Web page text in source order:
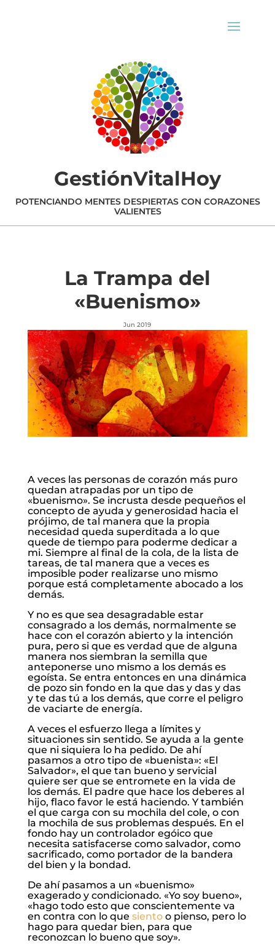
GestiónVitalHoy
POTENCIANDO MENTES DESPIERTAS CON CORAZONES
VALIENTES
La Trampa del
«Buenismo»
Jun 2019
A veces las personas de corazón más puro
quedan atrapadas por un tipo de
«buenismo». Se incrusta desde pequeños el
concepto de ayuda y generosidad hacia el
prójimo, de tal manera que la propia
necesidad queda superditada a lo que
quede de tiempo para poderme dedicar a
mi. Siempre al final de la cola, de la lista de
tareas, de tal manera que a veces es
imposible poder realizarse uno mismo
porque está completamente abocado a los
demás.
Y no es que sea desagradable estar
consagrado a los demás, normalmente se
hace con el corazón abierto y la intención
pura, pero si que es verdad que de alguna
manera nos siembran la semilla que
anteponerse uno mismo a los demás es
egoísta. Se entra entonces en una dinámica
de pozo sin fondo en la que das y das y das
y te das tú a los demás, que corre el peligro
de vaciarte de energía.
A veces el esfuerzo llega a límites y
situaciones sin sentido. Se ayuda a la gente
que ni siquiera lo ha pedido. De ahí
pasamos a otro tipo de «buenista»: «El
Salvador», el que tan bueno y servicial
quiere ser que se entromete en la vida de
los demás. El padre que hace los deberes al
hijo, flaco favor le está haciendo. Y también
el que carga con su mochila del cole, o con
la mochila de sus problemas después. En el
fondo hay un controlador egóico que
necesita satisfacerse como salvador, como
sacrificado, como portador de la bandera
del bien y la bondad.
De ahí pasamos a un «buenismo»
exagerado y condicionado. «Yo soy bueno»,
«hago todo esto que conscientemente va
en contra con lo que sientoo pienso, pero lo
hago para quedar bien, para que
reconozcan lo bueno que soy».